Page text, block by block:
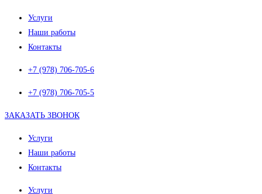
Услуги
Наши работы
Контакты
+7 (978) 706-705-6
+7 (978) 706-705-5
ЗАКАЗАТЬ ЗВОНОК
Услуги
Наши работы
Контакты
Услуги